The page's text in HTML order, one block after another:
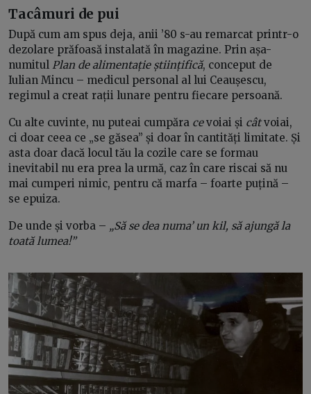
Tacâmuri de pui
După cum am spus deja, anii ’80 s-au remarcat printr-o
dezolare prăfoasă instalată în magazine. Prin așa-
numitul Plan de alimentație științifică, conceput de
Iulian Mincu – medicul personal al lui Ceaușescu,
regimul a creat rații lunare pentru fiecare persoană.
Cu alte cuvinte, nu puteai cumpăra cevoiai și câtvoiai,
ci doar ceea ce „se găsea” și doar în cantități limitate. Și
asta doar dacă locul tău la cozile care se formau
inevitabil nu era prea la urmă, caz în care riscai să nu
mai cumperi nimic, pentru că marfa – foarte puțină –
se epuiza.
De unde și vorba – „Să se dea numa’ un kil, să ajungă la
toată lumea!”